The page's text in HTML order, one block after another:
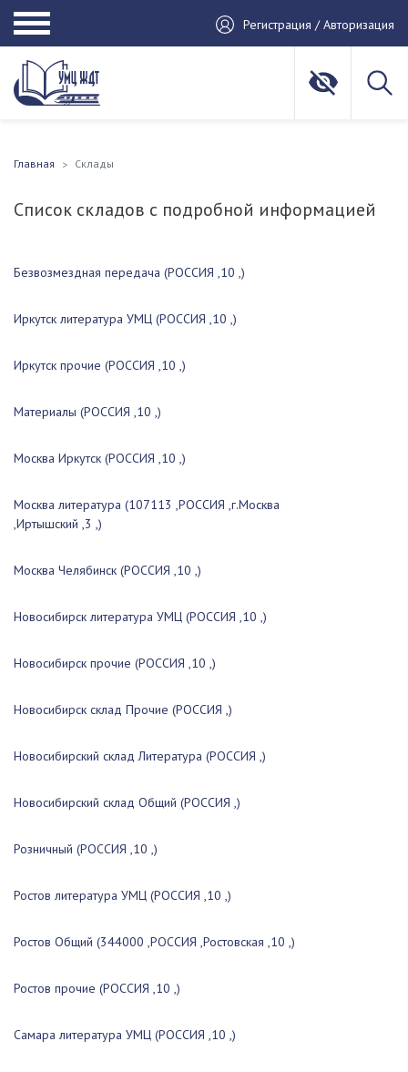
Регистрация / Авторизация
Главная Склады
Список складов с подробной информацией
Безвозмездная передача (РОССИЯ ,10 ,)
Иркутск литература УМЦ (РОССИЯ ,10 ,)
Иркутск прочие (РОССИЯ ,10 ,)
Материалы (РОССИЯ ,10 ,)
Москва Иркутск (РОССИЯ ,10 ,)
Москва литература (107113 ,РОССИЯ ,г.Москва
,Иртышский ,3 ,)
Москва Челябинск (РОССИЯ ,10 ,)
Новосибирск литература УМЦ (РОССИЯ ,10 ,)
Новосибирск прочие (РОССИЯ ,10 ,)
Новосибирск склад Прочие (РОССИЯ ,)
Новосибирский склад Литература (РОССИЯ ,)
Новосибирский склад Общий (РОССИЯ ,)
Розничный (РОССИЯ ,10 ,)
Ростов литература УМЦ (РОССИЯ ,10 ,)
Ростов Общий (344000 ,РОССИЯ ,Ростовская ,10 ,)
Ростов прочие (РОССИЯ ,10 ,)
Самара литература УМЦ (РОССИЯ ,10 ,)